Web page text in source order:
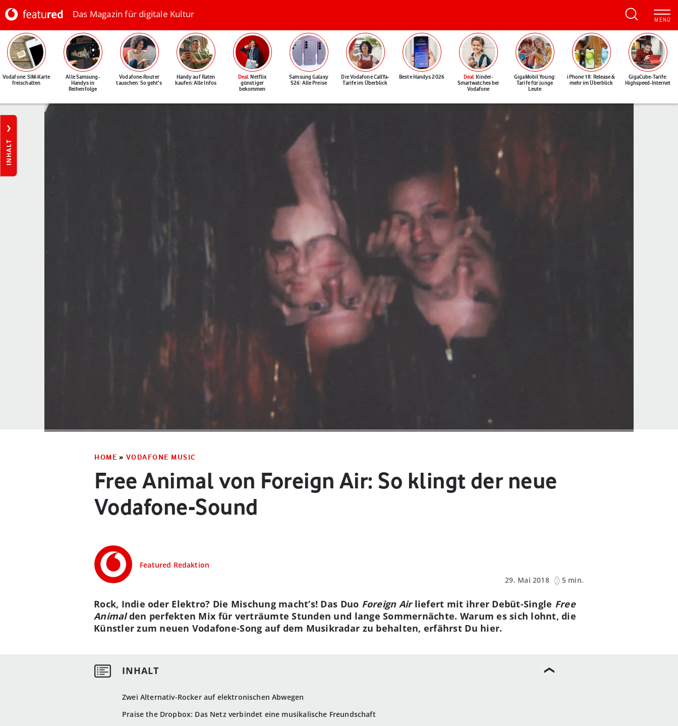
Das Magazin für digitale Kultur
Vodafone: SIM-Karte
freischalten
Alle Samsung-
Handys in
Reihenfolge
Vodafone-Router
tauschen: So geht's
Handy auf Raten
kaufen: Alle Infos
Deal: Netflix
günstiger
bekommen
Samsung Galaxy
S26: Alle Preise
Die Vodafone CallYa-
Tarife im Überblick
Beste Handys 2026 Deal: Kinder-
Smartwatches bei
Vodafone
GigaMobil Young:
Tarife für junge
Leute
iPhone 18: Release &
mehr im Überblick
GigaCube-Tarife:
Highspeed-Internet
INHALT
HOME » VODAFONE MUSIC
Free Animal von Foreign Air: So klingt der neue
Vodafone-Sound
Featured Redaktion
29. Mai 2018
5 min.
Zwei Alternativ-Rocker auf elektronischen Abwegen
Praise the Dropbox: Das Netz verbindet eine musikalische Freundschaft
Rock, Indie oder Elektro? Die Mischung macht’s! Das Duo Foreign Airliefert mit ihrer Debüt-Single Free
Animalden perfekten Mix für verträumte Stunden und lange Sommernächte. Warum es sich lohnt, die
Künstler zum neuen Vodafone-Song auf dem Musikradar zu behalten, erfährst Du hier.